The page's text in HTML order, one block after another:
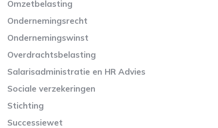
Omzetbelasting
Ondernemingsrecht
Ondernemingswinst
Overdrachtsbelasting
Salarisadministratie en HR Advies
Sociale verzekeringen
Stichting
Successiewet